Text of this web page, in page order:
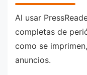
Al usar
completas de
como se
anuncios.